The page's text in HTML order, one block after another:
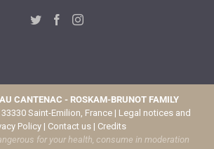
CANTENAC - ROSKAM-BRUNOT FAMILY
Saint-Emilion, France | Legal notices and
Policy | Contact us | Credits
for your health, consume in moderation